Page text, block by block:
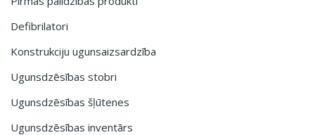
Defibrilatori
Konstrukciju ugunsaizsardzība
Ugunsdzēsības stobri
Ugunsdzēsības šļūtenes
Ugunsdzēsības inventārs